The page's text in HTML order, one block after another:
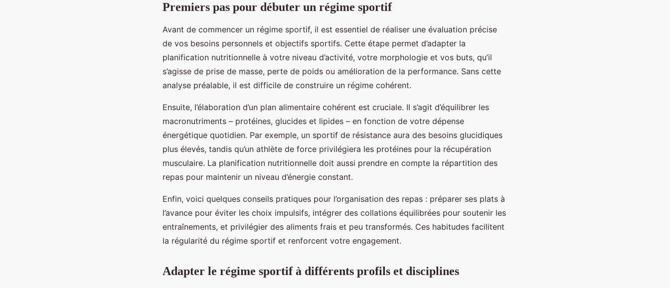
Premiers pas pour débuter un régime sportif
Avant de commencer un régime sportif, il est essentiel de réaliser une évaluation précise
de vos besoins personnels et objectifs sportifs. Cette étape permet d’adapter la
planification nutritionnelle à votre niveau d’activité, votre morphologie et vos buts, qu’il
s’agisse de prise de masse, perte de poids ou amélioration de la performance. Sans cette
analyse préalable, il est difficile de construire un régime cohérent.
Ensuite, l’élaboration d’un plan alimentaire cohérent est cruciale. Il s’agit d’équilibrer les
macronutriments – protéines, glucides et lipides – en fonction de votre dépense
énergétique quotidien. Par exemple, un sportif de résistance aura des besoins glucidiques
plus élevés, tandis qu’un athlète de force privilégiera les protéines pour la récupération
musculaire. La planification nutritionnelle doit aussi prendre en compte la répartition des
repas pour maintenir un niveau d’énergie constant.
Enfin, voici quelques conseils pratiques pour l’organisation des repas : préparer ses plats à
l’avance pour éviter les choix impulsifs, intégrer des collations équilibrées pour soutenir les
entraînements, et privilégier des aliments frais et peu transformés. Ces habitudes facilitent
la régularité du régime sportif et renforcent votre engagement.
Adapter le régime sportif à différents profils et disciplines